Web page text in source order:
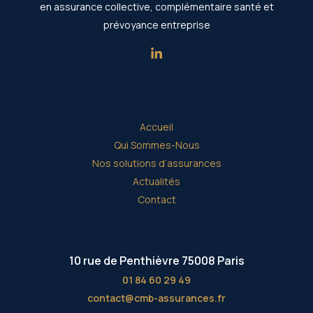
en assurance collective, complémentaire santé et
prévoyance entreprise
Accueil
Qui Sommes-Nous
Nos solutions d’assurances
Actualités
Contact
10 rue de Penthièvre 75008 Paris
01 84 60 29 49
contact@cmb-assurances.fr